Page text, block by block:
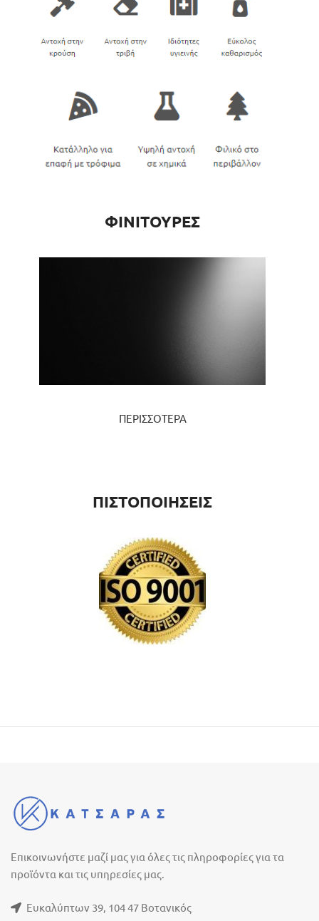
ΦΙΝΙΤΟΥΡΕΣ
ΠΕΡΙΣΣΟΤΕΡΑ
ΠΙΣΤΟΠΟΙΗΣΕΙΣ
Επικοινωνήστε μαζί μας για όλες τις πληροφορίες για τα
προϊόντα και τις υπηρεσίες μας.
Ευκαλύπτων 39, 104 47 Βοτανικός